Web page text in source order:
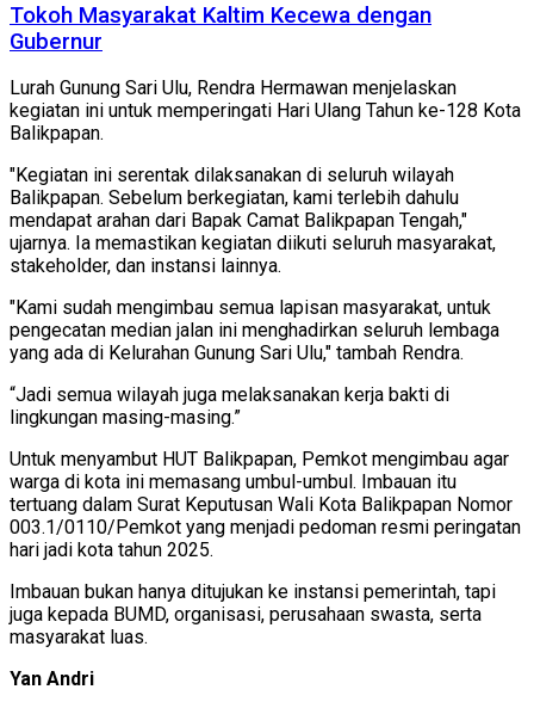
Tokoh Masyarakat Kaltim Kecewa dengan
Gubernur
Lurah Gunung Sari Ulu, Rendra Hermawan menjelaskan
kegiatan ini untuk memperingati Hari Ulang Tahun ke-128 Kota
Balikpapan.
"Kegiatan ini serentak dilaksanakan di seluruh wilayah
Balikpapan. Sebelum berkegiatan, kami terlebih dahulu
mendapat arahan dari Bapak Camat Balikpapan Tengah,"
ujarnya. Ia memastikan kegiatan diikuti seluruh masyarakat,
stakeholder, dan instansi lainnya.
"Kami sudah mengimbau semua lapisan masyarakat, untuk
pengecatan median jalan ini menghadirkan seluruh lembaga
yang ada di Kelurahan Gunung Sari Ulu," tambah Rendra.
“Jadi semua wilayah juga melaksanakan kerja bakti di
lingkungan masing-masing.”
Untuk menyambut HUT Balikpapan, Pemkot mengimbau agar
warga di kota ini memasang umbul-umbul. Imbauan itu
tertuang dalam Surat Keputusan Wali Kota Balikpapan Nomor
003.1/0110/Pemkot yang menjadi pedoman resmi peringatan
hari jadi kota tahun 2025.
Imbauan bukan hanya ditujukan ke instansi pemerintah, tapi
juga kepada BUMD, organisasi, perusahaan swasta, serta
masyarakat luas.
Yan Andri